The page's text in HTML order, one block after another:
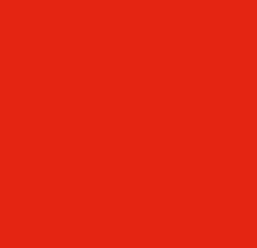
Network of